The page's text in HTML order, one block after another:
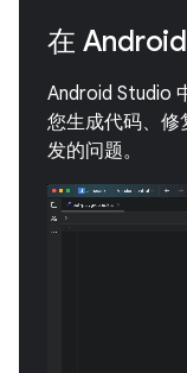
在
Android Studio
您生成代码、修
发的问题。